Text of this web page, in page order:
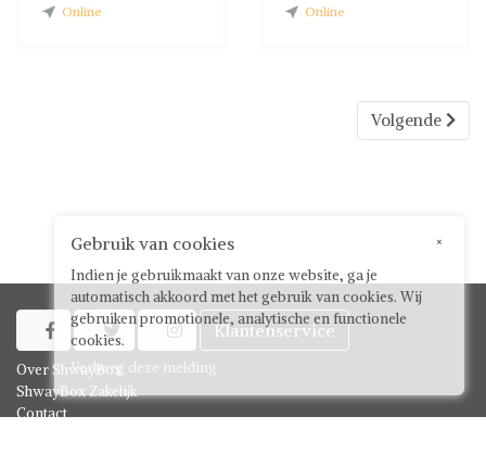
Online Online
Volgende
   Klantenservice
Over ShwayBox
ShwayBox Zakelijk
Contact
×
Gebruik van cookies
Indien je gebruikmaakt van onze website, ga je
automatisch akkoord met het gebruik van cookies. Wij
gebruiken promotionele, analytische en functionele
cookies.
Verberg deze melding